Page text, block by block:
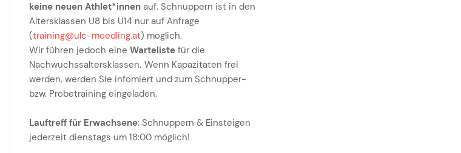
keine neuen Athlet*innen auf. Schnuppern ist in den
Altersklassen U8 bis U14 nur auf Anfrage
(training@ulc-moedling.at) möglich.
Wir führen jedoch eine Warteliste für die
Nachwuchssaltersklassen. Wenn Kapazitäten frei
werden, werden Sie infomiert und zum Schnupper-
bzw. Probetraining eingeladen.
Lauftreff für Erwachsene: Schnuppern & Einsteigen
jederzeit dienstags um 18:00 möglich!